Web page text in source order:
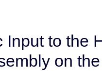
Input to the
on